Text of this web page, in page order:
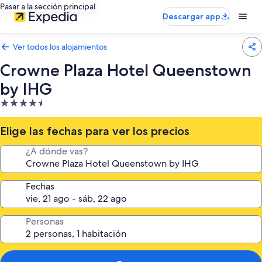
Pasar a la sección principal
Descargar app
Ver todos los alojamientos
Crowne Plaza Hotel Queenstown
by IHG
Alojamiento
de
4.5 estrellas
Elige las fechas para ver los precios
¿A dónde vas?
Fechas
Personas